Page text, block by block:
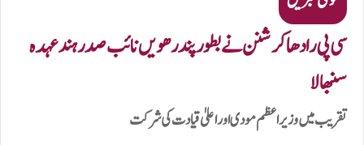
سی پی رادھاکرشنن نے بطور پندرھویں نائب صدر ہند عہدہ
سنبھالا
تقریب میں وزیراعظم مودی اور اعلیٰ قیادت کی شرکت